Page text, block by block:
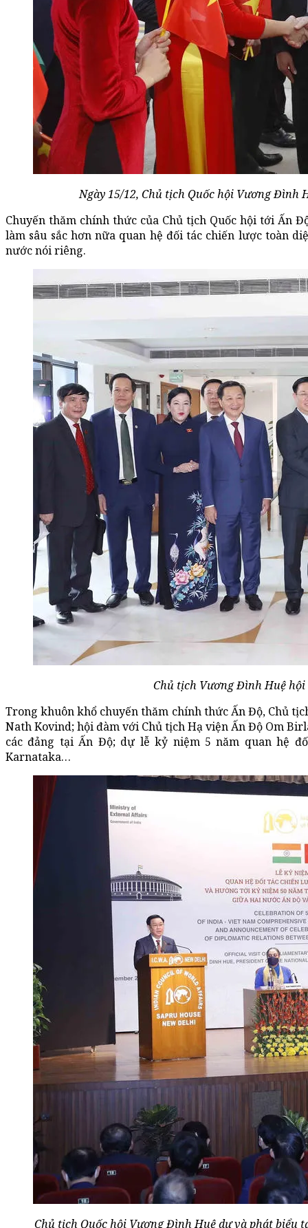
Ngày 15/12, Chủ tịch Quốc hội Vương Đình
Chuyến thăm chính thức của Chủ tịch Quốc hội tới Ấn
làm sâu sắc hơn nữa quan hệ đối tác chiến lược toàn
nước nói riêng.
Chủ tịch Vương Đình Huệ
Trong khuôn khổ chuyến thăm chính thức Ấn Độ, Chủ
Nath Kovind; hội đàm với Chủ tịch Hạ viện Ấn Độ Om
các đảng tại Ấn Độ; dự lễ kỷ niệm 5 năm quan hệ
Karnataka…
Chủ tịch Quốc hội Vương Đình Huệ dự và phát biểu